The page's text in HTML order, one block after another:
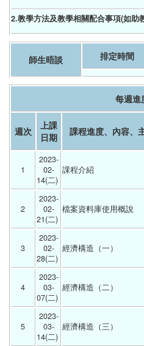
2.教學方法及教學相關配合事項(如助
師生晤談 排定時間
每週進
週次
上課
日期
課程進度、內容、
1
2023-
02-
14(二)
課程介紹
2
2023-
02-
21(二)
檔案資料庫使用概說
3
2023-
02-
28(二)
經濟構造（一）
4
2023-
03-
07(二)
經濟構造（二）
5
2023-
03-
14(二)
經濟構造（三）